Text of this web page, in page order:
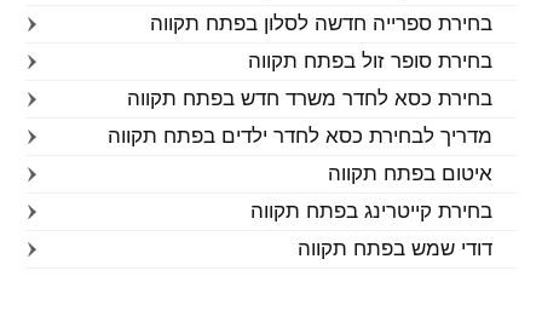
בחירת ספרייה חדשה לסלון בפתח תקווה
בחירת סופר זול בפתח תקווה
בחירת כסא לחדר משרד חדש בפתח תקווה
מדריך לבחירת כסא לחדר ילדים בפתח תקווה
איטום בפתח תקווה
בחירת קייטרינג בפתח תקווה
דודי שמש בפתח תקווה